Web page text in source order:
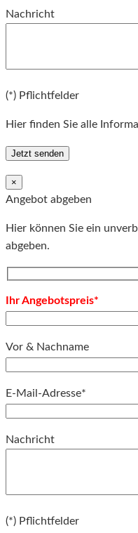
Nachricht
(*) Pflichtfelder
Hier finden Sie alle
×
Angebot abgeben
Hier können Sie ein
abgeben.
Ihr Angebotspreis*
Vor & Nachname
E-Mail-Adresse*
Nachricht
(*) Pflichtfelder